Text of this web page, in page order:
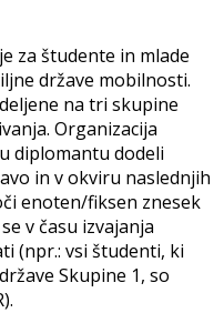
za študente in mlade
države mobilnosti.
na tri skupine
Organizacija
diplomantu dodeli
in v okviru naslednjih
enoten/fiksen znesek
v času izvajanja
(npr.: vsi študenti, ki
Skupine 1, so